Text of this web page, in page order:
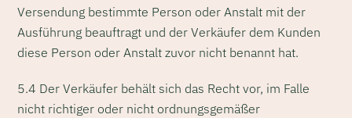
Versendung bestimmte Person oder Anstalt mit der
Ausführung beauftragt und der Verkäufer dem Kunden
diese Person oder Anstalt zuvor nicht benannt hat.
5.4 Der Verkäufer behält sich das Recht vor, im Falle
nicht richtiger oder nicht ordnungsgemäßer